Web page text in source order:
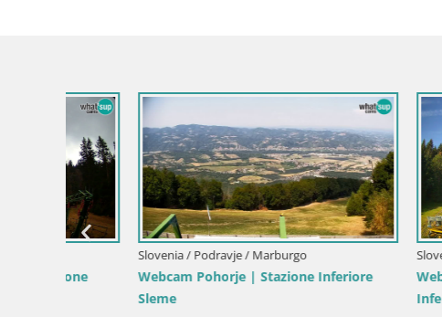
Slovenia / Podravje / Marburgo
Webcam Pohorje | Stazione Inferiore
Slovenia /
Webcam